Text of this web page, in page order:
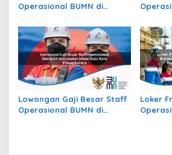
Operasional BUMN di
Simalungun
Jepara
Lowongan Gaji Besar Staff
Operasional BUMN di
Loker